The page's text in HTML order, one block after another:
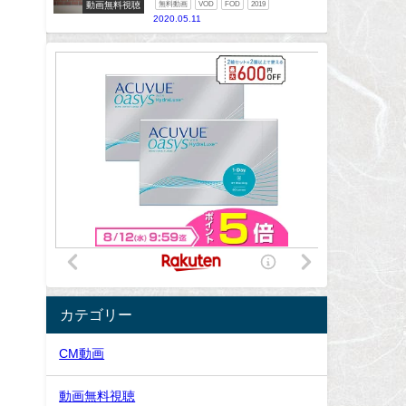
動画無料視聴 無料動画 VOD FOD 2019
2020.05.11
カテゴリー
CM動画
動画無料視聴